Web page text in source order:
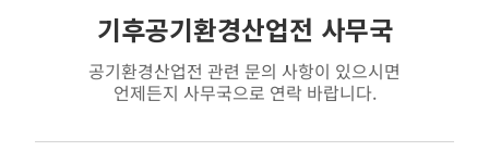
기후공기환경산업전 사무국
공기환경산업전 관련 문의 사항이 있으시면
언제든지 사무국으로 연락 바랍니다.